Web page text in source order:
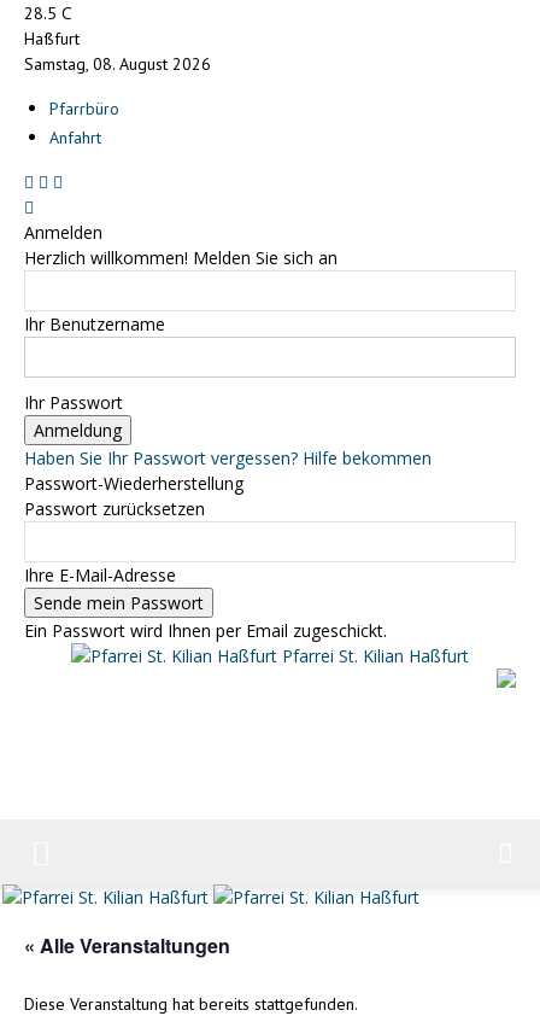
28.5 C
Haßfurt
Samstag, 08. August 2026
Pfarrbüro
Anfahrt
Anmelden
Herzlich willkommen! Melden Sie sich an
Ihr Benutzername
Ihr Passwort
Haben Sie Ihr Passwort vergessen? Hilfe bekommen
Passwort-Wiederherstellung
Passwort zurücksetzen
Ihre E-Mail-Adresse
Ein Passwort wird Ihnen per Email zugeschickt.
Pfarrei St. Kilian Haßfurt
« Alle Veranstaltungen
Diese Veranstaltung hat bereits stattgefunden.